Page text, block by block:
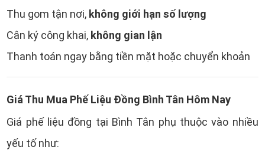
Thu gom tận nơi, không giới hạn số lượng
Cân ký công khai, không gian lận
Thanh toán ngay bằng tiền mặt hoặc chuyển khoản
Giá Thu Mua Phế Liệu Đồng Bình Tân Hôm Nay
Giá phế liệu đồng tại Bình Tân phụ thuộc vào nhiều
yếu tố như: